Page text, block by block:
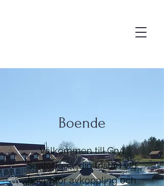
Boende
Välkommen till Gryt
Sealodge – din fristad vid
havet för avkoppling och